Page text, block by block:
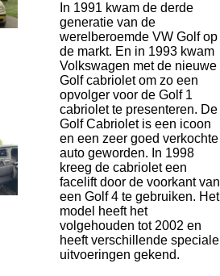
In 1991 kwam de derde
generatie van de
werelberoemde VW Golf op
de markt. En in 1993 kwam
Volkswagen met de nieuwe
Golf cabriolet om zo een
opvolger voor de Golf 1
cabriolet te presenteren. De
Golf Cabriolet is een icoon
en een zeer goed verkochte
auto geworden. In 1998
kreeg de cabriolet een
facelift door de voorkant van
een Golf 4 te gebruiken. Het
model heeft het
volgehouden tot 2002 en
heeft verschillende speciale
uitvoeringen gekend.